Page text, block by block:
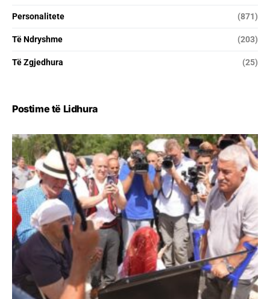
Personalitete (871)
Të Ndryshme (203)
Të Zgjedhura (25)
Postime të Lidhura